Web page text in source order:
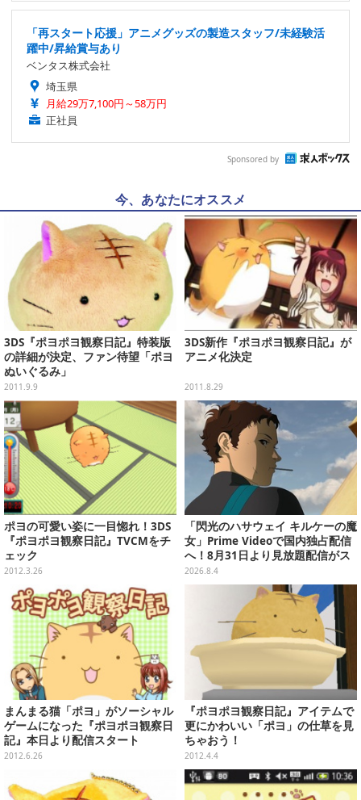
「再スタート応援」アニメグッズの製造スタッフ/未経験活
躍中/昇給賞与あり
ベンタス株式会社
埼玉県
月給29万7,100円～58万円
正社員
Sponsored by
今、あなたにオススメ
3DS『ポヨポヨ観察日記』特装版
の詳細が決定、ファン待望「ポヨ
ぬいぐるみ」
2011.9.9
3DS新作『ポヨポヨ観察日記』が
アニメ化決定
2011.8.29
ポヨの可愛い姿に一目惚れ！3DS
『ポヨポヨ観察日記』TVCMをチ
ェック
2012.3.26
「閃光のハサウェイ キルケーの魔
女」Prime Videoで国内独占配信
へ！8月31日より見放題配信がス
タート
2026.8.4
まんまる猫「ポヨ」がソーシャル
ゲームになった『ポヨポヨ観察日
記』本日より配信スタート
2012.6.26
『ポヨポヨ観察日記』アイテムで
更にかわいい「ポヨ」の仕草を見
ちゃおう！
2012.4.4